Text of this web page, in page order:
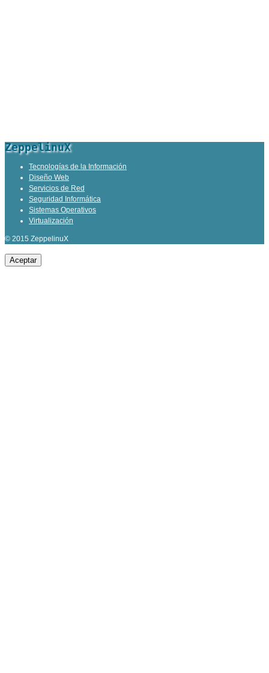
ZeppelinuX
Tecnologías de la Información
Diseño Web
Servicios de Red
Seguridad Informática
Sistemas Operativos
Virtualización
© 2015 ZeppelinuX
Aceptar